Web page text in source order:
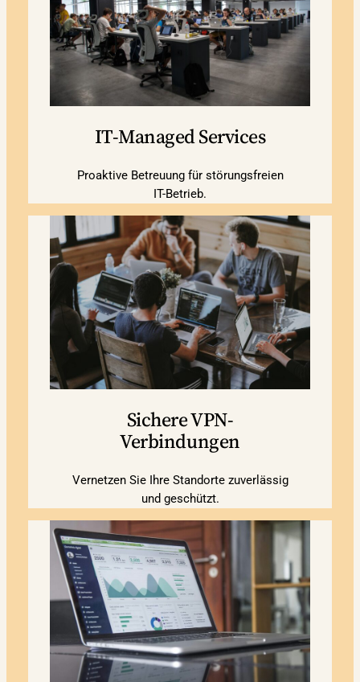
IT-Managed Services
Proaktive Betreuung für störungsfreien
IT-Betrieb.
Sichere VPN-
Verbindungen
Vernetzen Sie Ihre Standorte zuverlässig
und geschützt.